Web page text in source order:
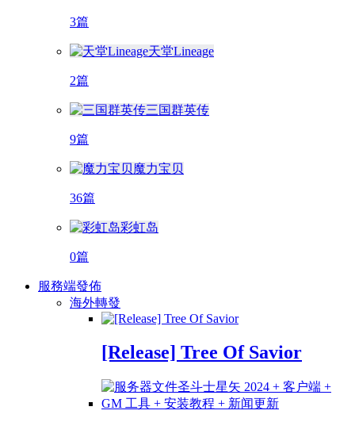
3篇
天堂Lineage
2篇
三国群英传
9篇
魔力宝贝
36篇
彩虹岛
0篇
服務端發佈
海外轉發
[Release] Tree Of Savior